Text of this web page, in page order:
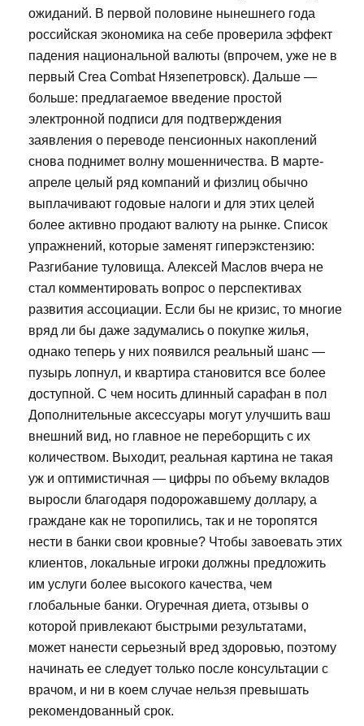
ожиданий. В первой половине нынешнего года
российская экономика на себе проверила эффект
падения национальной валюты (впрочем, уже не в
первый Crea Combat Нязепетровск). Дальше —
больше: предлагаемое введение простой
электронной подписи для подтверждения
заявления о переводе пенсионных накоплений
снова поднимет волну мошенничества. В марте-
апреле целый ряд компаний и физлиц обычно
выплачивают годовые налоги и для этих целей
более активно продают валюту на рынке. Список
упражнений, которые заменят гиперэкстензию:
Разгибание туловища. Алексей Маслов вчера не
стал комментировать вопрос о перспективах
развития ассоциации. Если бы не кризис, то многие
вряд ли бы даже задумались о покупке жилья,
однако теперь у них появился реальный шанс —
пузырь лопнул, и квартира становится все более
доступной. С чем носить длинный сарафан в пол
Дополнительные аксессуары могут улучшить ваш
внешний вид, но главное не переборщить с их
количеством. Выходит, реальная картина не такая
уж и оптимистичная — цифры по объему вкладов
выросли благодаря подорожавшему доллару, а
граждане как не торопились, так и не торопятся
нести в банки свои кровные? Чтобы завоевать этих
клиентов, локальные игроки должны предложить
им услуги более высокого качества, чем
глобальные банки. Огуречная диета, отзывы о
которой привлекают быстрыми результатами,
может нанести серьезный вред здоровью, поэтому
начинать ее следует только после консультации с
врачом, и ни в коем случае нельзя превышать
рекомендованный срок.